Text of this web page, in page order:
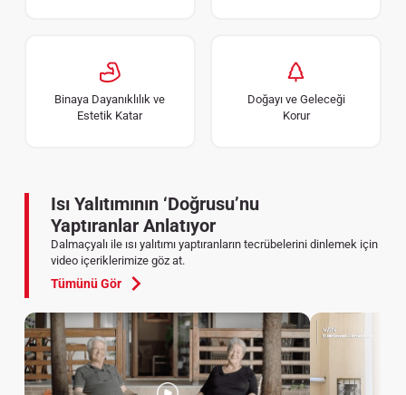
Binaya Dayanıklılık ve
Estetik Katar
Doğayı ve Geleceği
Korur
Isı Yalıtımının ‘Doğrusu’nu
Yaptıranlar Anlatıyor
Dalmaçyalı ile ısı yalıtımı yaptıranların tecrübelerini dinlemek için
video içeriklerimize göz at.
Tümünü Gör